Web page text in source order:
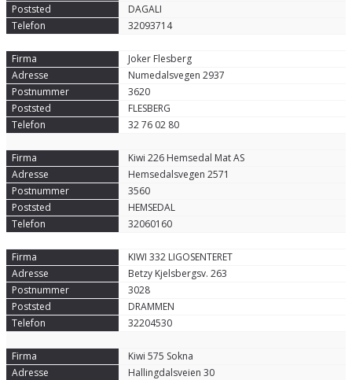
DAGALI
32093714
Joker Flesberg
Numedalsvegen 2937
3620
FLESBERG
32 76 02 80
Kiwi 226 Hemsedal Mat AS
Hemsedalsvegen 2571
3560
HEMSEDAL
32060160
KIWI 332 LIGOSENTERET
Betzy Kjelsbergsv. 263
3028
DRAMMEN
32204530
Kiwi 575 Sokna
Hallingdalsveien 30